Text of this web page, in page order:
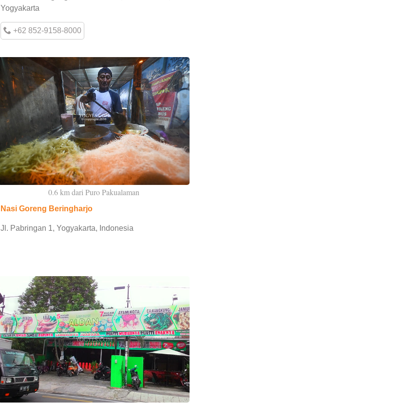
Yogyakarta
+62 852-9158-8000
0.6 km dari Puro Pakualaman
Nasi Goreng Beringharjo
Jl. Pabringan 1, Yogyakarta, Indonesia